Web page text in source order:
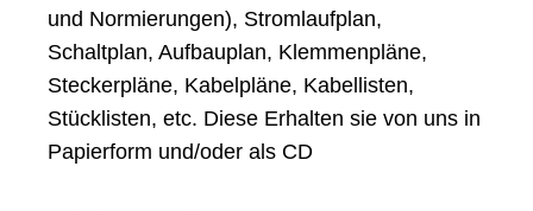
und Normierungen), Stromlaufplan,
Schaltplan, Aufbauplan, Klemmenpläne,
Steckerpläne, Kabelpläne, Kabellisten,
Stücklisten, etc. Diese Erhalten sie von uns in
Papierform und/oder als CD